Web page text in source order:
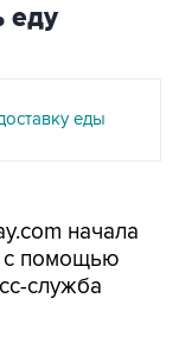
еду
еды
начала
с помощью
служба